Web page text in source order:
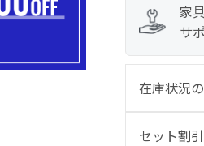
家
サ
在庫状況
セット割